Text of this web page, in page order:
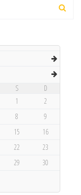
S
D
1
2
8
9
15
16
22
23
29
30